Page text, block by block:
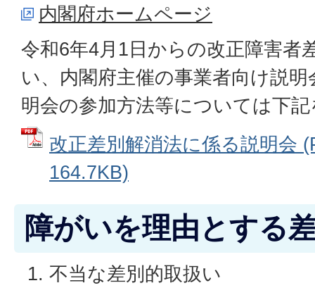
内閣府ホームページ
令和6年4月1日からの改正障害者
い、内閣府主催の事業者向け説
明会の参加方法等については下
改正差別解消法に係る説明会
164.7KB)
障がいを理由とする
不当な差別的取扱い